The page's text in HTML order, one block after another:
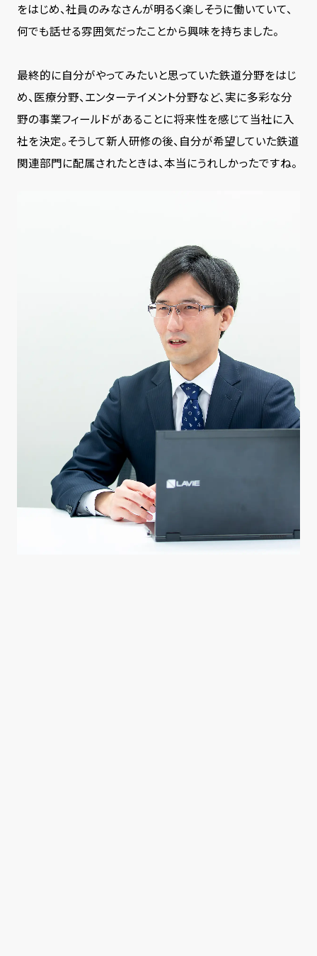
をはじめ、社員のみなさんが明るく楽しそうに働いていて、
何でも話せる雰囲気だったことから興味を持ちました。
最終的に自分がやってみたいと思っていた鉄道分野をはじ
め、医療分野、エンターテイメント分野など、実に多彩な分
野の事業フィールドがあることに将来性を感じて当社に入
社を決定。そうして新人研修の後、自分が希望していた鉄道
関連部門に配属されたときは、本当にうれしかったですね。